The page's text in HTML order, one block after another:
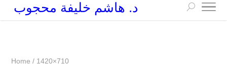
د. هاشم خليفة محجوب
Home / 1420×710